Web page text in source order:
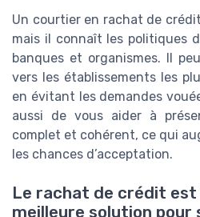
Un courtier en rachat de
mais il connaît les politiques
banques et organismes. Il
vers les établissements les
en évitant les demandes
aussi de vous aider à
complet et cohérent, ce qui
les chances d’acceptation.
Le rachat de crédit est
meilleure solution pour